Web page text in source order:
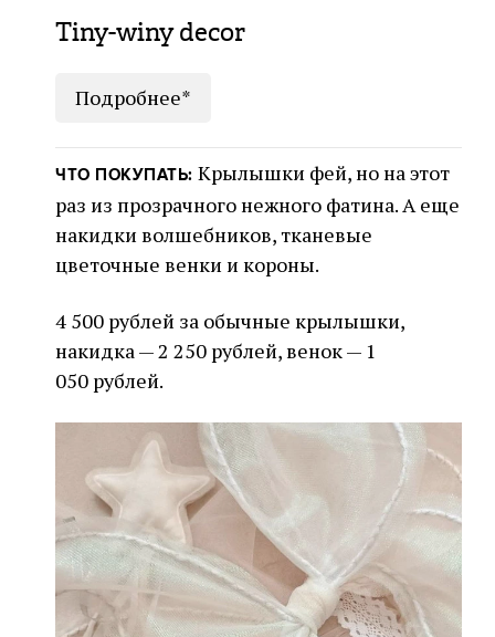
Tiny-winy decor
Подробнее*
ЧТО ПОКУПАТЬ: Крылышки фей, но на этот
раз из прозрачного нежного фатина. А еще
накидки волшебников, тканевые
цветочные венки и короны.
4 500 рублей за обычные крылышки,
накидка — 2 250 рублей, венок — 1
050 рублей.